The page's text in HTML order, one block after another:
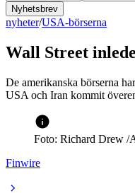
Nyhetsbrev
nyheter/USA-börserna
Wall Street
De amerikanska börserna
USA och Iran kommit
Foto: Richard Drew /
Finwire